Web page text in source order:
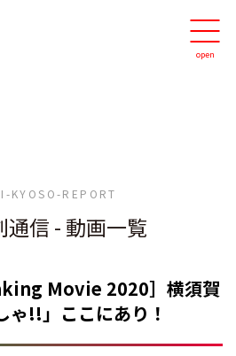
KYOSO-REPORT
通信 - 動画一覧
Movie 2020］横須賀
ゃ!!」ここにあり！